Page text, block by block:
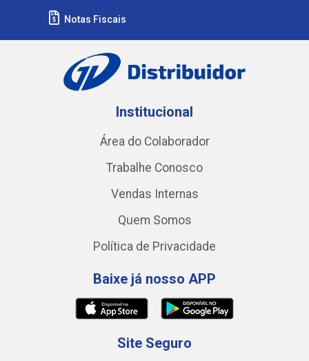
Notas Fiscais
Institucional
Área do Colaborador
Trabalhe Conosco
Vendas Internas
Quem Somos
Política de Privacidade
Baixe já nosso APP
Site Seguro